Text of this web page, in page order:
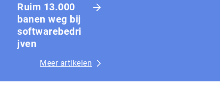
Ruim 13.000
banen weg bij
softwarebedri
jven
Meer artikelen